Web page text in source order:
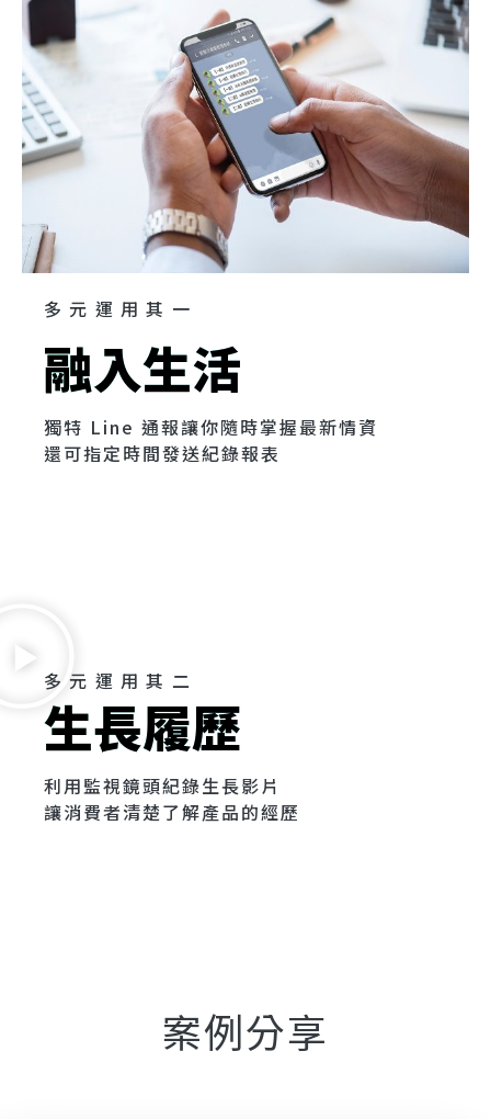
多元運用其一
融入生活
獨特 Line 通報讓你隨時掌握最新情資
還可指定時間發送紀錄報表
多元運用其二
生長履歷
利用監視鏡頭紀錄生長影片
讓消費者清楚了解產品的經歷
案例分享